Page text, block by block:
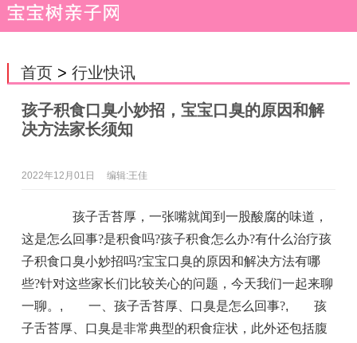
首页> 行业快讯
孩子积食口臭小妙招，宝宝口臭的原因和解
决方法家长须知
2022年12月01日 编辑:王佳
孩子舌苔厚，一张嘴就闻到一股酸腐的味道，
这是怎么回事?是积食吗?孩子积食怎么办?有什么治疗孩
子积食口臭小妙招吗?宝宝口臭的原因和解决方法有哪
些?针对这些家长们比较关心的问题，今天我们一起来聊
一聊。 , 一、孩子舌苔厚、口臭是怎么回事?, 孩
子舌苔厚、口臭是非常典型的积食症状，此外还包括腹